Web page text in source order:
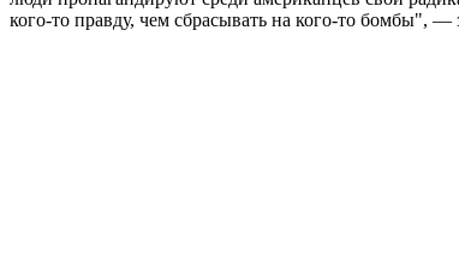
кого-то правду, чем сбрасывать на кого-то бомбы", —